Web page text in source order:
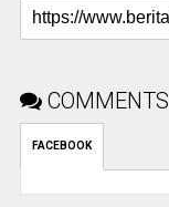
COMMENTS
FACEBOOK